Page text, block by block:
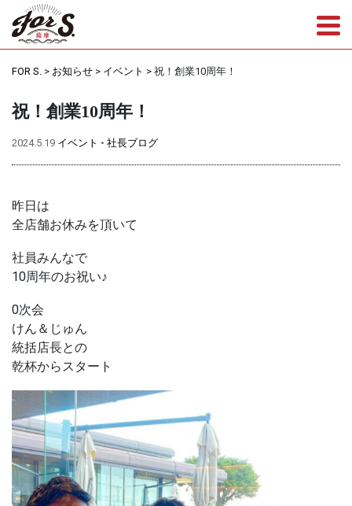
FOR S. > お知らせ > イベント > 祝！創業10周年！
祝！創業10周年！
2024.5.19 イベント • 社長ブログ
昨日は
全店舗お休みを頂いて
社員みんなで
10周年のお祝い♪
0次会
けん＆じゅん
統括店長との
乾杯からスタート